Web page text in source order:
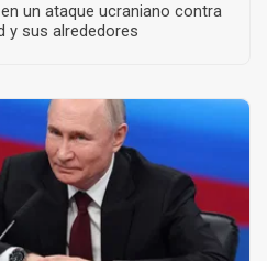
un ataque ucraniano contra
y sus alrededores